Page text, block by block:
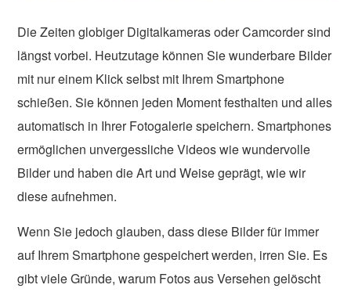
Die Zeiten globiger Digitalkameras oder Camcorder sind
längst vorbei. Heutzutage können Sie wunderbare Bilder
mit nur einem Klick selbst mit Ihrem Smartphone
schießen. Sie können jeden Moment festhalten und alles
automatisch in Ihrer Fotogalerie speichern. Smartphones
ermöglichen unvergessliche Videos wie wundervolle
Bilder und haben die Art und Weise geprägt, wie wir
diese aufnehmen.
Wenn Sie jedoch glauben, dass diese Bilder für immer
auf Ihrem Smartphone gespeichert werden, irren Sie. Es
gibt viele Gründe, warum Fotos aus Versehen gelöscht